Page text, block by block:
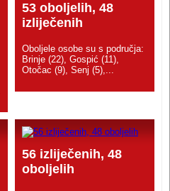
53 oboljelih, 48
izliječenih
Oboljele osobe su s područja:
Brinje (22), Gospić (11),
Otočac (9), Senj (5),...
56 izliječenih, 48
oboljelih